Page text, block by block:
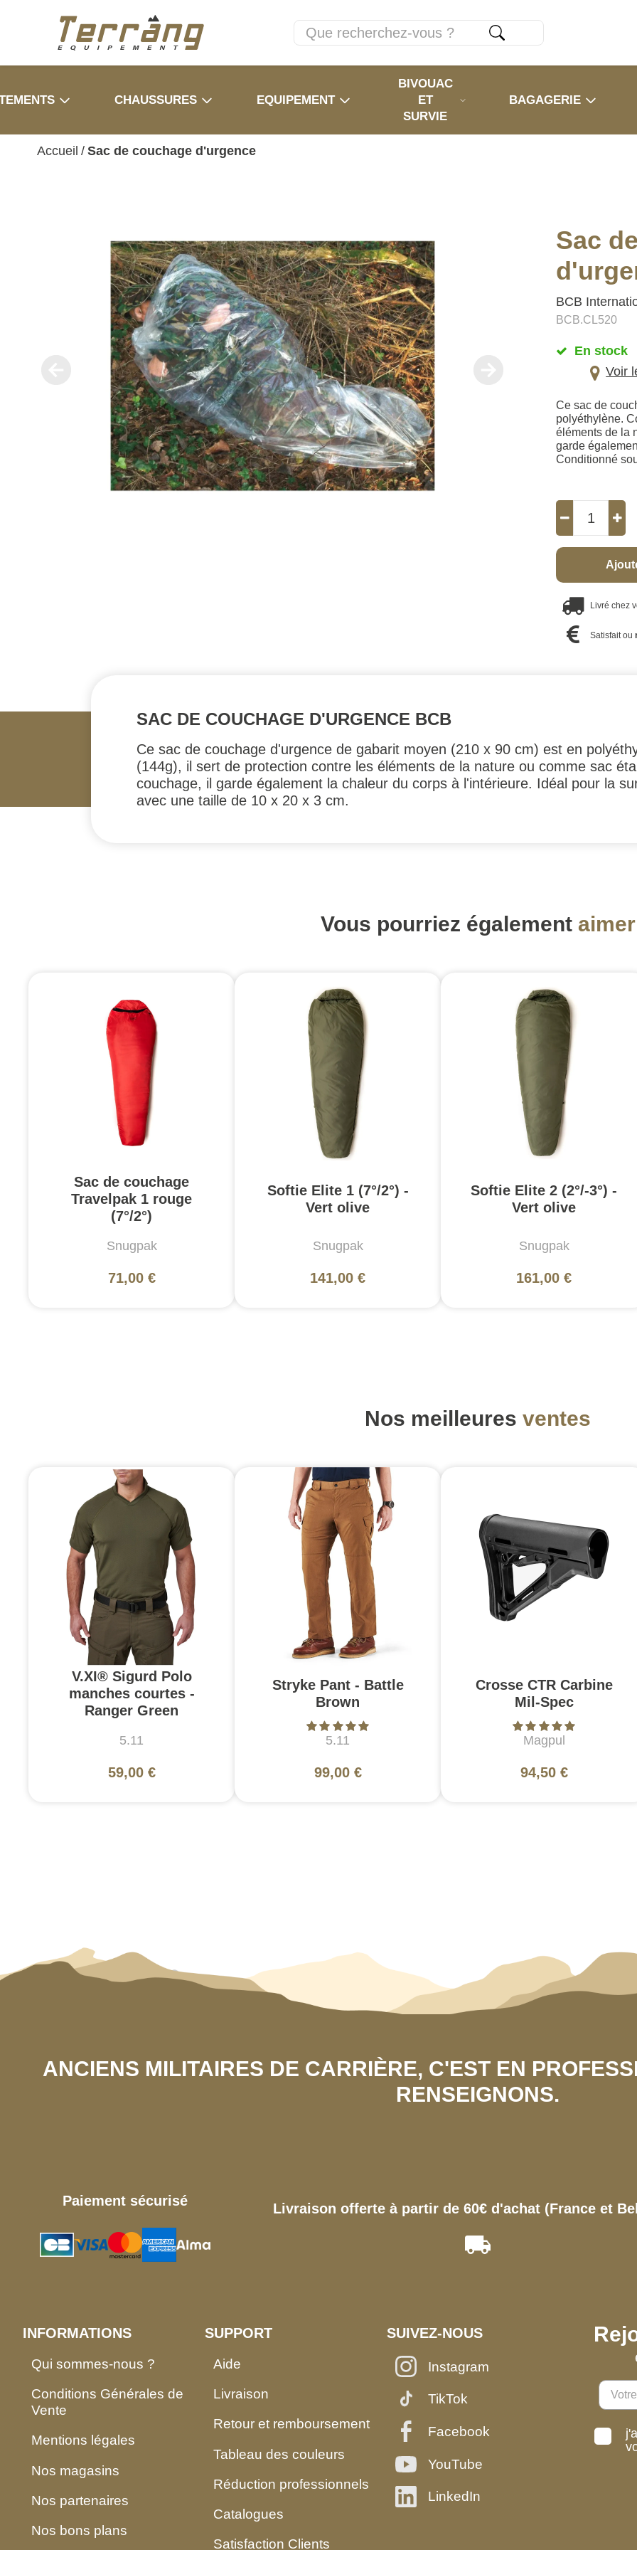
CHAUSSURES EQUIPEMENT
BIVOUAC
ET
SURVIE
BAGAGERIE
Accueil / Sac de couchage d'urgence
Sac
BCB
BCB.CL520
En stock
Voir
Ce sac de
polyéthylène.
éléments de la
garde
Conditionné
Livré chez
Satisfait ou
SAC DE COUCHAGE D'URGENCE BCB
Ce sac de couchage d'urgence de gabarit moyen (210 x 90 cm) est en
(144g), il sert de protection contre les éléments de la nature ou comme sac
couchage, il garde également la chaleur du corps à l'intérieure. Idéal pour la
avec une taille de 10 x 20 x 3 cm.
Vous pourriez également aimer
Sac de couchage
Travelpak 1 rouge
(7°/2°)
Snugpak
71,00 €
Softie Elite 1 (7°/2°) -
Vert olive
Snugpak
141,00 €
Softie Elite 2 (2°/-3°) -
Vert olive
Snugpak
161,00 €
Nos meilleures ventes
V.XI® Sigurd Polo
manches courtes -
Ranger Green
5.11
59,00 €
Stryke Pant - Battle
Brown
5.11
99,00 €
Crosse CTR Carbine
Mil-Spec
Magpul
94,50 €
ANCIENS MILITAIRES DE CARRIÈRE, C'EST EN
RENSEIGNONS.
Paiement sécurisé Livraison offerte à partir de 60€ d'achat (France et
INFORMATIONS
Qui sommes-nous ?
Conditions Générales de
Vente
Mentions légales
Nos magasins
Nos partenaires
Nos bons plans
SUPPORT
Aide
Livraison
Retour et remboursement
Tableau des couleurs
Réduction professionnels
Catalogues
Satisfaction Clients
SUIVEZ-NOUS
Instagram
TikTok
Facebook
YouTube
LinkedIn